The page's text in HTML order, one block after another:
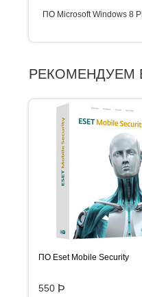
ПО Microsoft Windows 8
РЕКОМЕНДУЕМ
ПО Eset Mobile Security
550 Þ